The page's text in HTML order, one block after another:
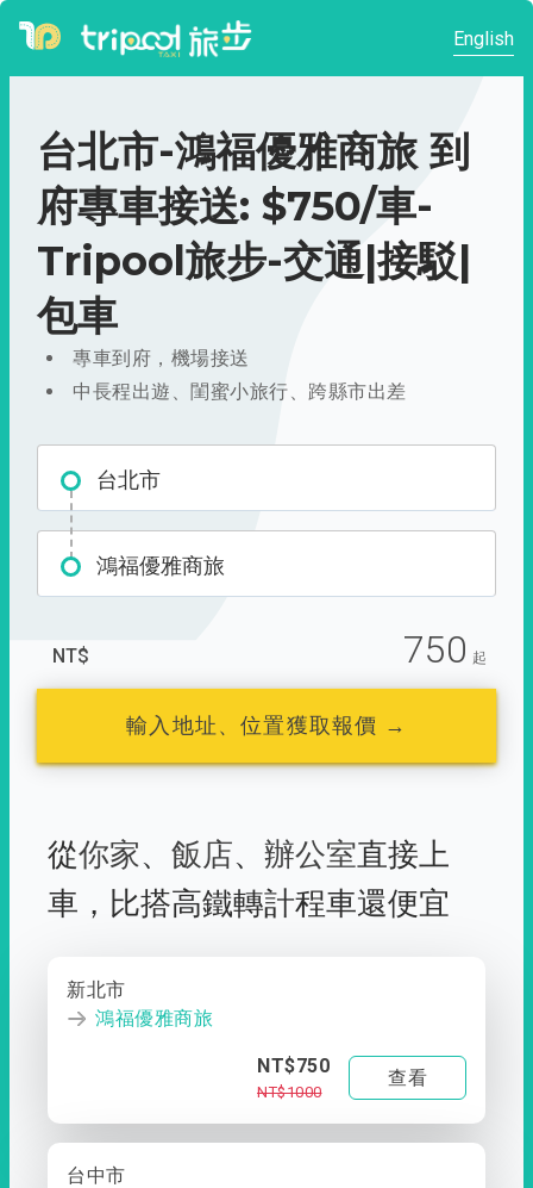
English
台北市-鴻福優雅商旅 到
府專車接送: $750/車-
Tripool旅步-交通|接駁|
包車
專車到府，機場接送
中長程出遊、閨蜜小旅行、跨縣市出差
台北市
鴻福優雅商旅
NT$ 750 起
輸入地址、位置獲取報價 →
從你家、 飯店、 辦公室直接上
車， 比搭高鐵轉計程車還便宜
新北市
鴻福優雅商旅
NT$750
NT$1000
查看
台中市